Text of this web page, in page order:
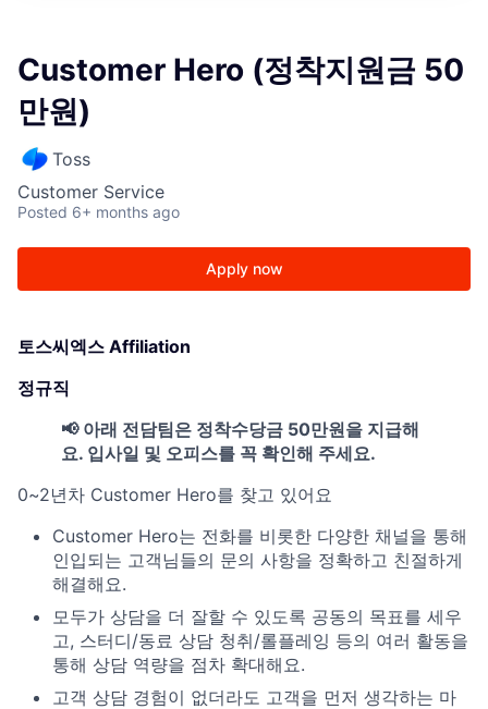
Customer Hero (정착지원금 50
만원)
Toss
Customer Service
Posted 6+ months ago
Apply now
토스씨엑스 Affiliation
정규직
📢 아래 전담팀은 정착수당금 50만원을 지급해
요. 입사일 및 오피스를 꼭 확인해 주세요.
0~2년차 Customer Hero를 찾고 있어요
Customer Hero는 전화를 비롯한 다양한 채널을 통해
인입되는 고객님들의 문의 사항을 정확하고 친절하게
해결해요.
모두가 상담을 더 잘할 수 있도록 공동의 목표를 세우
고, 스터디/동료 상담 청취/롤플레잉 등의 여러 활동을
통해 상담 역량을 점차 확대해요.
고객 상담 경험이 없더라도 고객을 먼저 생각하는 마